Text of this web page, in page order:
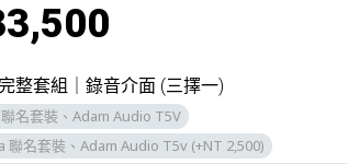
整套組｜錄音介面 (三擇一)
名套裝、Adam Audio T5V
聯名套裝、Adam Audio T5v (+NT 2,500)